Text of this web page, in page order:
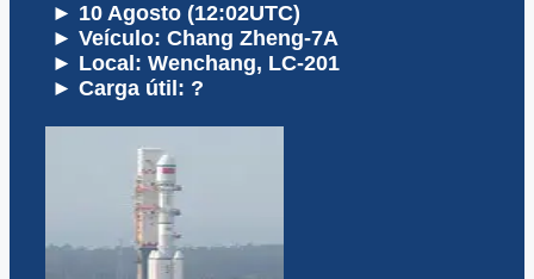
► 10 Agosto (12:02UTC)
► Veículo: Chang Zheng-7A
► Local: Wenchang, LC-201
► Carga útil: ?